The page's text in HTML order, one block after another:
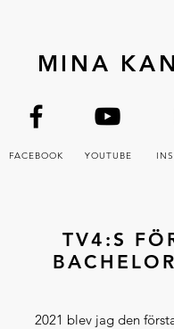
MINA
FACEBOOK YOUTUBE
TV4:S
2021 blev jag den